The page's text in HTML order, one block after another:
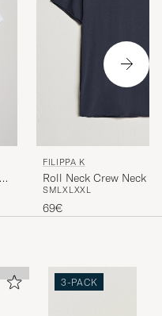
FILIPPA K
Roll Neck Crew Neck
SMLXLXXL
69€
3-PACK